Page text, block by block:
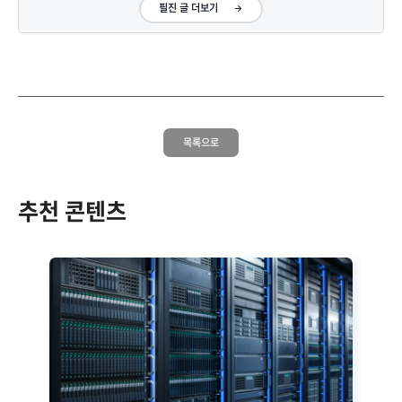
필진 글 더보기
목록으로
추천 콘텐츠